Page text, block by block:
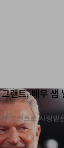
그랜트, 배우
런 그랜트로 사랑받